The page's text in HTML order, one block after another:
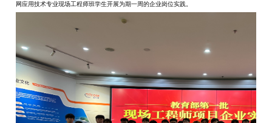
网应用技术专业现场工程师班学生开展为期一周的企业岗位实践。